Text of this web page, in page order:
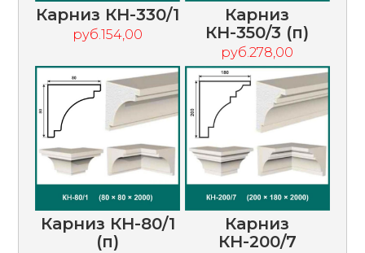
Карниз КН-330/1
руб.154,00
Карниз
КН-350/3 (п)
руб.278,00
Карниз КН-80/1
(п)
Карниз
КН-200/7